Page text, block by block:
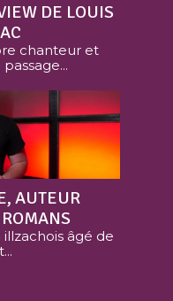
DE LOUIS
chanteur et
AUTEUR
âgé de